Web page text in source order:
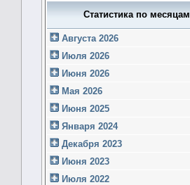
Статистика по месяцам
Августа 2026
Июля 2026
Июня 2026
Мая 2026
Июня 2025
Января 2024
Декабря 2023
Июня 2023
Июля 2022